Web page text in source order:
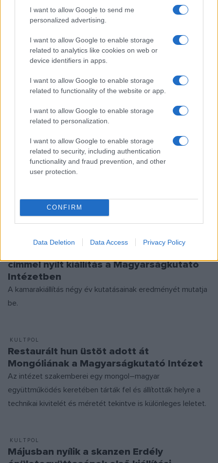
I want to allow Google to send me
personalized advertising.
I want to allow Google to enable storage
related to analytics like cookies on web or
device identifiers in apps.
I want to allow Google to enable storage
related to functionality of the website or app.
I want to allow Google to enable storage
related to personalization.
I want to allow Google to enable storage
related to security, including authentication
functionality and fraud prevention, and other
user protection.
CONFIRM
Data Deletion Data Access Privacy Policy
Átadták az első Magyartanárdíjakat
A magyar nyelv napjának alkalmából tartott ünnepségen a
Nemzeti Színházban november 11-én átadták az idén
alapított Magyartanárdíjakat. Az elismerésben három
pedagógus részesült kiemelkedő tudományos,
ismeretterjesztő és közösségi tevékenységükért.
KULTPOL
Együttműködési megállapodást kötött a
Magyarságkutató Intézet a Nemzeti
Színházzal
Tudományos és szakmai együttműködést kötött a
Magyarságkutató Intézet és a Nemzeti Színház. A hivatalos
KULTPOL
címmel nyílt kiállítás a Magyarságkutató
Intézetben
A kamarakiállítás négy év kutatásainak eredményét mutatja
be.
KULTPOL
Restaurált hun üstöt adott át
Mongóliának a Magyarságkutató Intézet
Az intézet szakemberei egy mongol–magyar
együttműködés keretében tárták fel és állították helyre a
technikai kivitelét és méretét tekintve is különleges leletet.
KULTPOL
Májusban nyílik a skanzen Erdély